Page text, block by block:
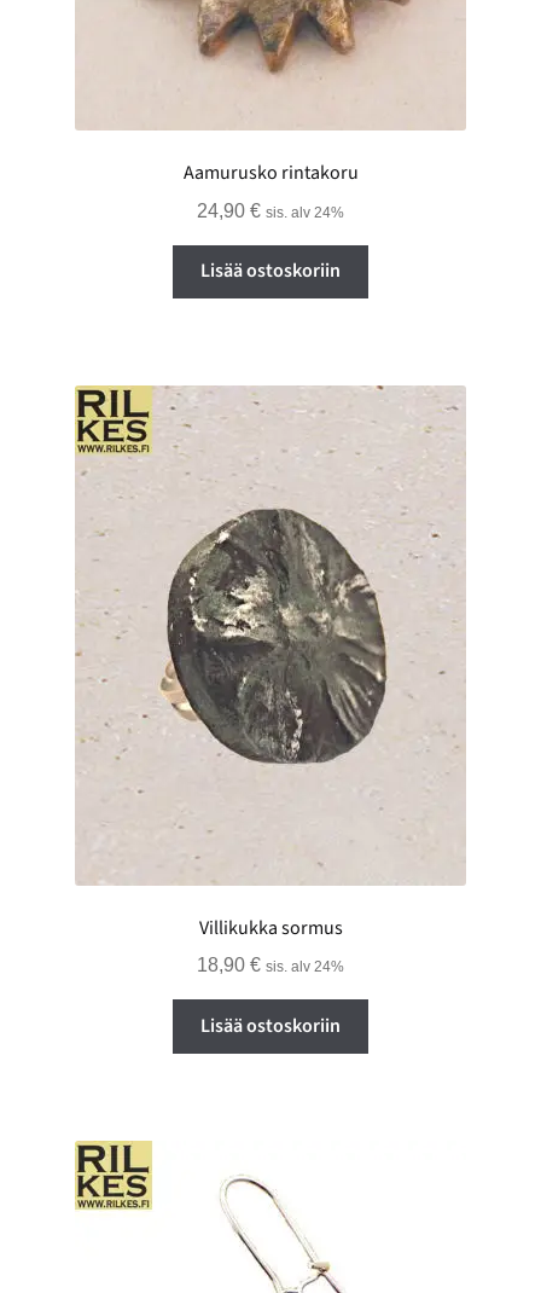
Aamurusko rintakoru
24,90 € sis. alv 24%
Lisää ostoskoriin
Villikukka sormus
18,90 € sis. alv 24%
Lisää ostoskoriin